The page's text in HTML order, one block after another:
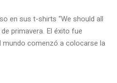
en sus t-shirts “We should all
primavera. El éxito fue
comenzó a colocarse la